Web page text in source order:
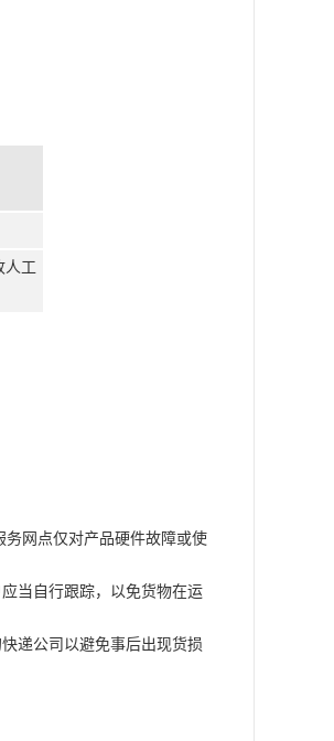
人工
网点仅对产品硬件故障或使
当自行跟踪，以免货物在运
递公司以避免事后出现货损